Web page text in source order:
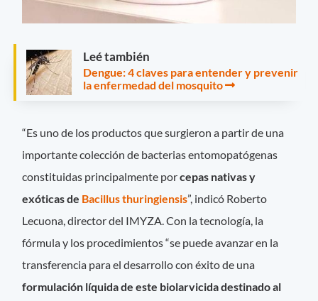
Leé también
Dengue: 4 claves para entender y prevenir
la enfermedad del mosquito
“Es uno de los productos que surgieron a partir de una
importante colección de bacterias entomopatógenas
constituidas principalmente porcepas nativas y
exóticas de Bacillus thuringiensis”, indicó Roberto
Lecuona, director del IMYZA. Con la tecnología, la
fórmula y los procedimientos “se puede avanzar en la
transferencia para el desarrollo con éxito de una
formulación líquida de este biolarvicida destinado al